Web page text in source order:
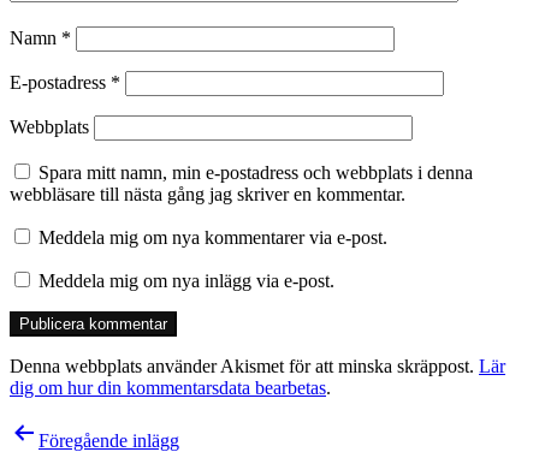
Namn *
E-postadress *
Webbplats
Spara mitt namn, min e-postadress och webbplats i denna
webbläsare till nästa gång jag skriver en kommentar.
Meddela mig om nya kommentarer via e-post.
Meddela mig om nya inlägg via e-post.
Denna webbplats använder Akismet för att minska skräppost. Lär
dig om hur din kommentarsdata bearbetas.
Inläggsnavigering
Föregående inlägg